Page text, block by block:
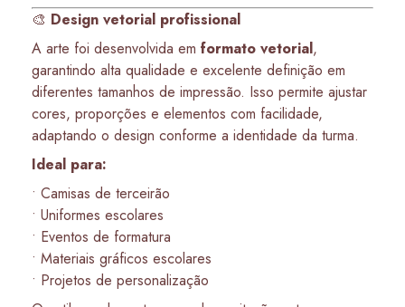
🎨 Design vetorial profissional
A arte foi desenvolvida em formato vetorial,
garantindo alta qualidade e excelente definição em
diferentes tamanhos de impressão. Isso permite ajustar
cores, proporções e elementos com facilidade,
adaptando o design conforme a identidade da turma.
Ideal para:
• Camisas de terceirão
• Uniformes escolares
• Eventos de formatura
• Materiais gráficos escolares
• Projetos de personalização